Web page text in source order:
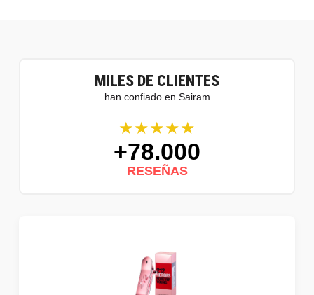
MILES DE CLIENTES
han confiado en Sairam
★★★★★
+78.000
RESEÑAS